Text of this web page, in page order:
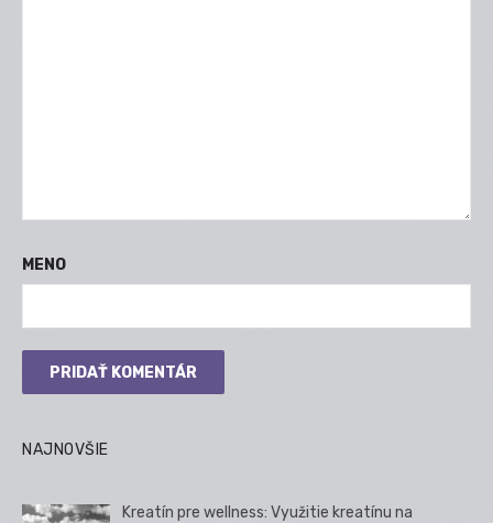
MENO
NAJNOVŠIE
Kreatín pre wellness: Využitie kreatínu na